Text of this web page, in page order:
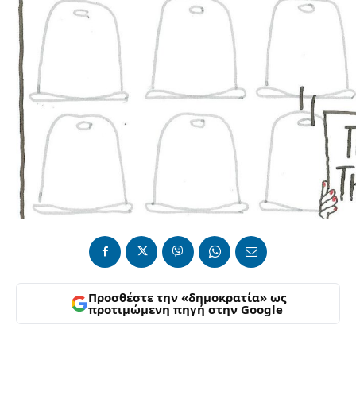
Προσθέστε την «δημοκρατία» ως
προτιμώμενη πηγή στην Google